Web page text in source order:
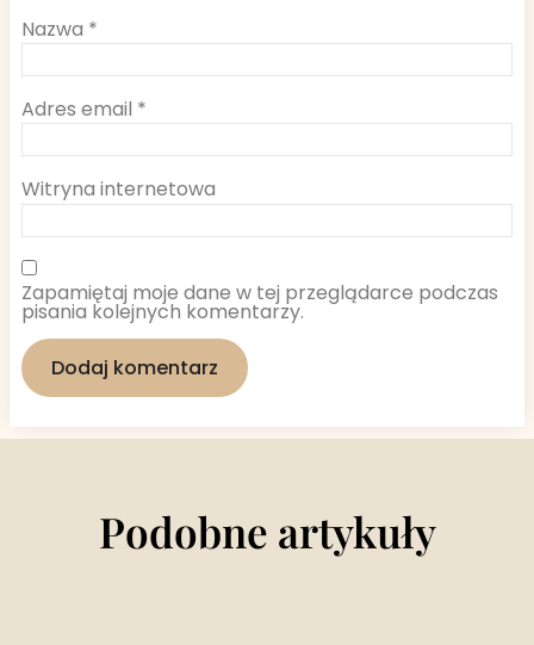
Nazwa *
Adres email *
Witryna internetowa
Zapamiętaj moje dane w tej przeglądarce podczas
pisania kolejnych komentarzy.
Podobne artykuły